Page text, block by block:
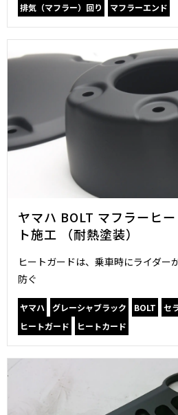
排気（マフラー）回り
マフラーエンド
ヤマハ BOLT マフラーヒ
ト施工 （耐熱塗装）
ヒートガードは、乗車時にライダー
防ぐ
ヤマハ グレーシャブラック BOLT セ
ヒートガード
ヒートカード